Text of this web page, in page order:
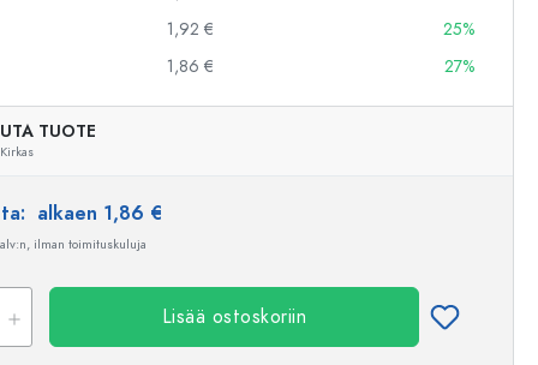
1,92 €
25%
1,86 €
27%
TUOTE
Kirkas
alkaen 1,86 €
ilman toimituskuluja
Lisää ostoskoriin